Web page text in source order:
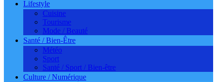
Lifestyle
Cuisine
Tourisme
Mode / Beauté
Santé / Bien-Être
Météo
Sport
Santé / Sport / Bien-être
Culture / Numérique